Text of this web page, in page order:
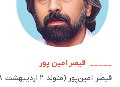
_____ قیصر امین پور